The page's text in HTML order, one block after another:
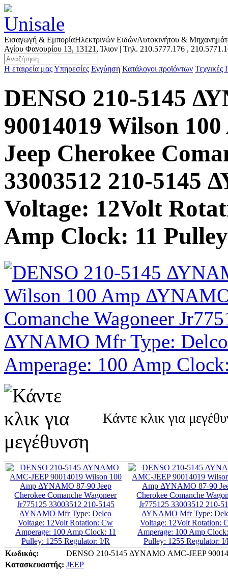
Εισαγωγή & ΕμπορίαΗλεκτρινών ΕιδώνΑυτοκινήτου &
Αγίου Φανουρίου 13, 13121, Ίλιον | Τηλ. 210.5777.176 ,
Η εταιρεία μαςΥπηρεσίες Εγγύηση Κατάλογοι προϊόντων Τεχνικές
DENSO 210-5145
90014019 Wilson
Jeep Cherokee
33003512 210-
Voltage: 12Volt
Amp Clock: 11
Κάντε κλικ για
Κωδικός:
DENSO 210-5145 ΔΥΝΑΜΟ AMC-JEEP
Κατασκευαστής: JEEP